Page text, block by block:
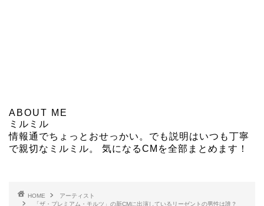
ABOUT ME
ミルミル
情報通でちょっとおせっかい。でも説明はいつも丁寧
で親切なミルミル。 気になるCMを全部まとめます！
HOME
アーティスト
「ザ・プレミアム・モルツ」の新CMに出演しているリーゼントの男性は誰？